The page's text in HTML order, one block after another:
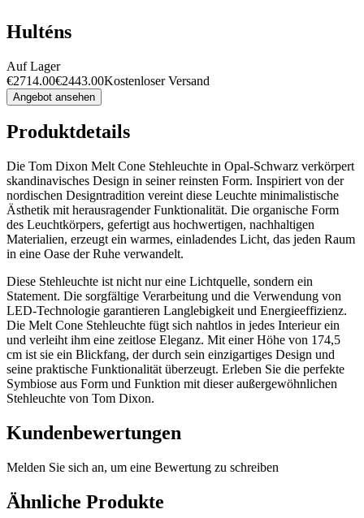
Hulténs
Auf Lager
€2714.00€2443.00Kostenloser Versand
Angebot ansehen
Produktdetails
Die Tom Dixon Melt Cone Stehleuchte in Opal-Schwarz verkörpert
skandinavisches Design in seiner reinsten Form. Inspiriert von der
nordischen Designtradition vereint diese Leuchte minimalistische
Ästhetik mit herausragender Funktionalität. Die organische Form
des Leuchtkörpers, gefertigt aus hochwertigen, nachhaltigen
Materialien, erzeugt ein warmes, einladendes Licht, das jeden Raum
in eine Oase der Ruhe verwandelt.
Diese Stehleuchte ist nicht nur eine Lichtquelle, sondern ein
Statement. Die sorgfältige Verarbeitung und die Verwendung von
LED-Technologie garantieren Langlebigkeit und Energieeffizienz.
Die Melt Cone Stehleuchte fügt sich nahtlos in jedes Interieur ein
und verleiht ihm eine zeitlose Eleganz. Mit einer Höhe von 174,5
cm ist sie ein Blickfang, der durch sein einzigartiges Design und
seine praktische Funktionalität überzeugt. Erleben Sie die perfekte
Symbiose aus Form und Funktion mit dieser außergewöhnlichen
Stehleuchte von Tom Dixon.
Kundenbewertungen
Melden Sie sich an, um eine Bewertung zu schreiben
Ähnliche Produkte